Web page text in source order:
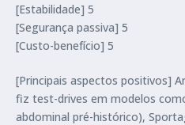
[Estabilidade] 5
[Segurança passiva] 5
[Custo-benefício] 5
[Principais aspectos positivos]
fiz test-drives em modelos
abdominal pré-histórico),